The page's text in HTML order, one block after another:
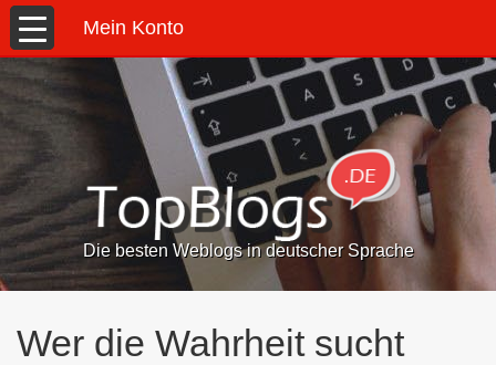
Mein Konto
Die besten Weblogs in deutscher Sprache
Wer die Wahrheit sucht